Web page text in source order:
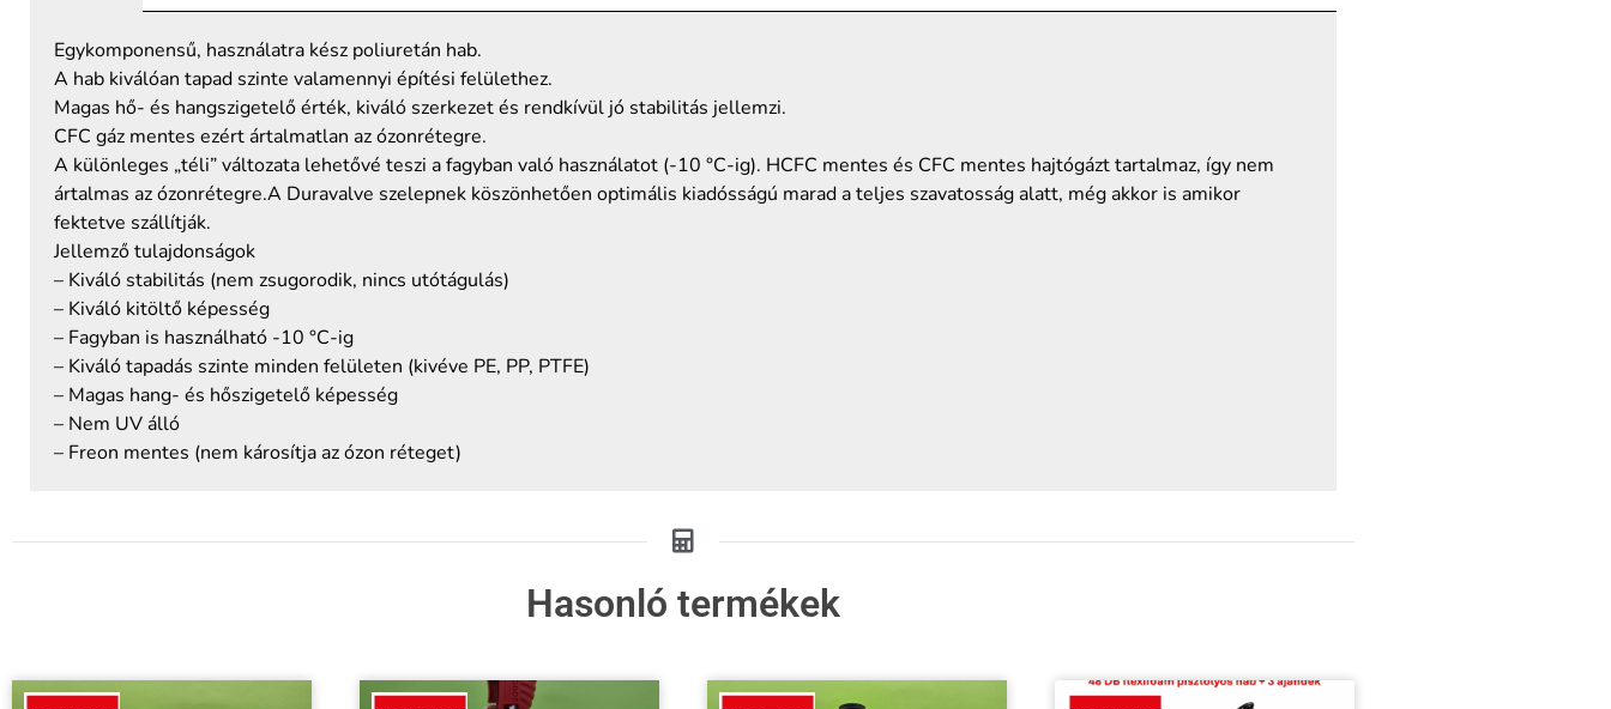
750ml
(pisztolyos)
ajándék
mennyiség
Egykomponensű, használatra kész poliuretán hab.
A hab kiválóan tapad szinte valamennyi építési felülethez.
Magas hő- és hangszigetelő érték, kiváló szerkezet és rendkívül jó stabilitás jellemzi.
CFC gáz mentes ezért ártalmatlan az ózonrétegre.
A különleges „téli” változata lehetővé teszi a fagyban való használatot (-10 °C-ig). HCFC mentes és CFC mentes hajtógázt tartalmaz, így nem
ártalmas az ózonrétegre.A Duravalve szelepnek köszönhetően optimális kiadósságú marad a teljes szavatosság alatt, még akkor is amikor
fektetve szállítják.
Jellemző tulajdonságok
– Kiváló stabilitás (nem zsugorodik, nincs utótágulás)
– Kiváló kitöltő képesség
– Fagyban is használható -10 °C-ig
– Kiváló tapadás szinte minden felületen (kivéve PE, PP, PTFE)
– Magas hang- és hőszigetelő képesség
– Nem UV álló
– Freon mentes (nem károsítja az ózon réteget)
Hasonló termékek